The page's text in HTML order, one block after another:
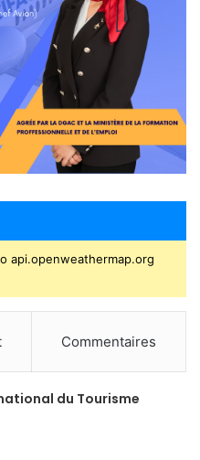
api.openweathermap.org
Commentaires
du Tourisme